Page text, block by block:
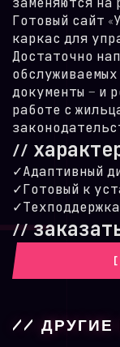
заменяются на
Готовый сайт
каркас для
Достаточно
документы — и
работе с
//
✓Адаптивный
✓Готовый к
✓
//
//